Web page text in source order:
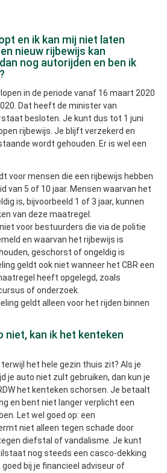
en ik kan mij niet laten
nieuw rijbewijs kan
nog autorijden en ben ik
in de periode vanaf 16 maart 2020
Dat heeft de minister van
besloten. Je kunt dus tot 1 juni
rijbewijs. Je blijft verzekerd en
wordt gehouden. Er is wel een
voor mensen die een rijbewijs hebben
van 5 of 10 jaar. Mensen waarvan het
is, bijvoorbeeld 1 of 3 jaar, kunnen
van deze maatregel.
voor bestuurders die via de politie
en waarvan het rijbewijs is
geschorst of ongeldig is
geldt ook niet wanneer het CBR een
heeft opgelegd, zoals
of onderzoek.
geldt alleen voor het rijden binnen
niet, kan ik het kenteken
het hele gezin thuis zit? Als je
je auto niet zult gebruiken, dan kun je
het kenteken schorsen. Je betaalt
en bent niet langer verplicht een
Let wel goed op: een
niet alleen tegen schade door
diefstal of vandalisme. Je kunt
nog steeds een casco-dekking
bij je financieel adviseur of